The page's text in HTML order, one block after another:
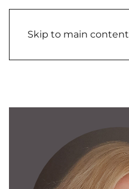
Skip to main content